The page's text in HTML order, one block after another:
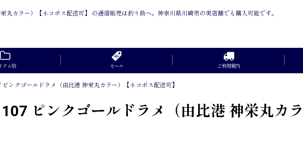
丸カラー）【ネコポス配送可】 の通信販売は釣り助へ。神奈川県川崎市の実店舗でも購入可能です。
テム別 セール ご利用案内
ンクゴールドラメ（由比港 神栄丸カラー）【ネコポス配送可】
ピンクゴールドラメ（由比港 神栄丸カ